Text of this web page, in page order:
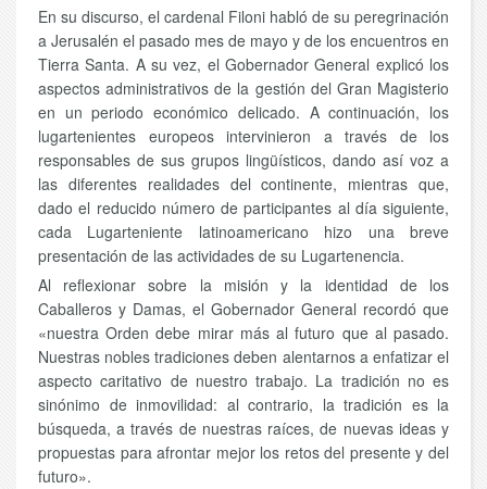
En su discurso, el cardenal Filoni habló de su peregrinación
a Jerusalén el pasado mes de mayo y de los encuentros en
Tierra Santa. A su vez, el Gobernador General explicó los
aspectos administrativos de la gestión del Gran Magisterio
en un periodo económico delicado. A continuación, los
lugartenientes europeos intervinieron a través de los
responsables de sus grupos lingüísticos, dando así voz a
las diferentes realidades del continente, mientras que,
dado el reducido número de participantes al día siguiente,
cada Lugarteniente latinoamericano hizo una breve
presentación de las actividades de su Lugartenencia.
Al reflexionar sobre la misión y la identidad de los
Caballeros y Damas, el Gobernador General recordó que
«nuestra Orden debe mirar más al futuro que al pasado.
Nuestras nobles tradiciones deben alentarnos a enfatizar el
aspecto caritativo de nuestro trabajo. La tradición no es
sinónimo de inmovilidad: al contrario, la tradición es la
búsqueda, a través de nuestras raíces, de nuevas ideas y
propuestas para afrontar mejor los retos del presente y del
futuro».